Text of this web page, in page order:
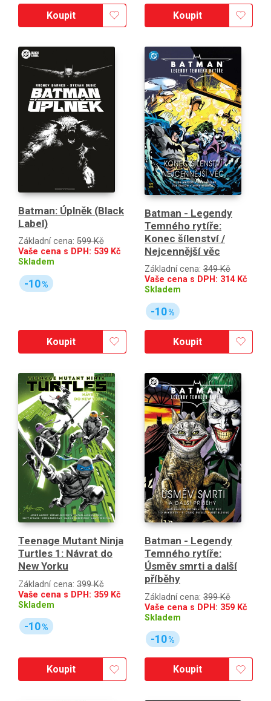
Koupit Koupit
Batman: Úplněk (Black
Label)
Základní cena: 599 Kč
Vaše cena s DPH: 539 Kč
Skladem
-10%
Koupit
Batman - Legendy
Temného rytíře:
Konec šílenství /
Nejcennější věc
Základní cena: 349 Kč
Vaše cena s DPH: 314Kč
Skladem
-10%
Koupit
Teenage Mutant Ninja
Turtles 1: Návrat do
New Yorku
Základní cena: 399 Kč
Vaše cena s DPH: 359 Kč
Skladem
-10%
Koupit
Batman - Legendy
Temného rytíře:
Úsměv smrti a další
příběhy
Základní cena: 399 Kč
Vaše cena s DPH: 359 Kč
Skladem
-10%
Koupit